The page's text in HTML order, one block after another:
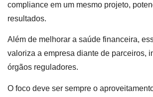
compliance em um mesmo projeto,
resultados.
Além de melhorar a saúde financeira,
valoriza a empresa diante de parceiros,
órgãos reguladores.
O foco deve ser sempre o